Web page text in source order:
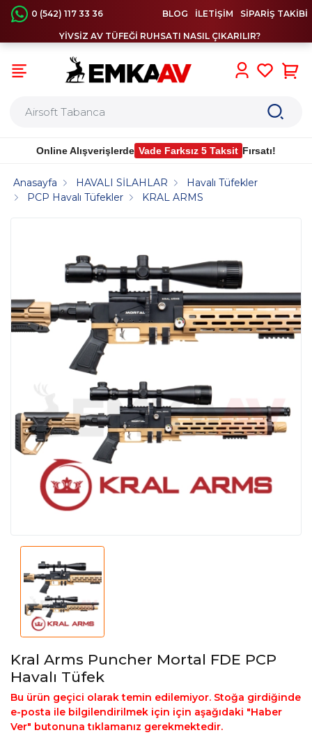
0 (542) 117 33 36 BLOG İLETİŞİM SİPARİŞ TAKİBİ
YİVSİZ AV TÜFEĞİ RUHSATI NASIL ÇIKARILIR?
Online Alışverişlerde Vade Farksız 5 Taksit Fırsatı!
Anasayfa HAVALI SİLAHLAR
Havalı Tüfekler
PCP Havalı Tüfekler
KRAL ARMS
Kral Arms Puncher Mortal FDE PCP
Havalı Tüfek
Bu ürün geçici olarak temin edilemiyor. Stoğa girdiğinde
e-posta ile bilgilendirilmek için için aşağıdaki "Haber
Ver" butonuna tıklamanız gerekmektedir.